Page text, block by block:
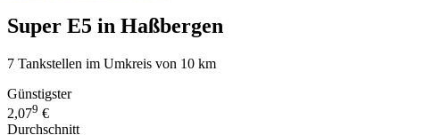
Super E5 in Haßbergen
7 Tankstellen im Umkreis von 10 km
Günstigster
2,079 €
Durchschnitt